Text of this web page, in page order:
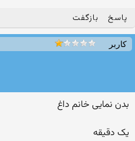
پاسخ بازگفت
کاربر
بدن نمایی خانم داغ
یک دقیقه